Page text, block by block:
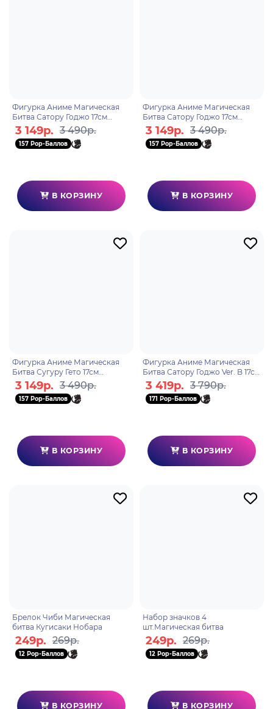
Фигурка Аниме Магическая
Битва Сатору Годжо 17см
BP18542P
3 149р. 3 490р.
157 Pop-Баллов
В КОРЗИНУ
Фигурка Аниме Магическая
Битва Сатору Годжо 17см
BP18730P
3 149р. 3 490р.
157 Pop-Баллов
В КОРЗИНУ
Фигурка Аниме Магическая
Битва Сугуру Гето 17см
BP18930P
3 149р. 3 490р.
157 Pop-Баллов
В КОРЗИНУ
Фигурка Аниме Магическая
Битва Сатору Годжо Ver. B 17см
BP19580P
3 419р. 3 790р.
171 Pop-Баллов
В КОРЗИНУ
Брелок Чиби Магическая
битва Кугисаки Нобара
249р. 269р.
12 Pop-Баллов
В КОРЗИНУ
Набор значков 4
шт.Магическая битва
249р. 269р.
12 Pop-Баллов
В КОРЗИНУ